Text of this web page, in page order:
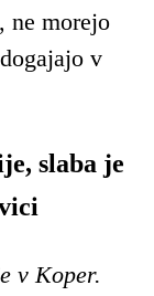
ne morejo
v
slaba je
v Koper.